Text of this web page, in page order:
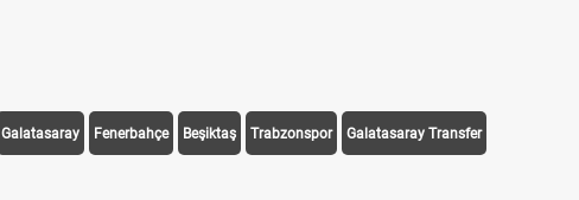
Galatasaray Fenerbahçe Beşiktaş Trabzonspor Galatasaray Transfer